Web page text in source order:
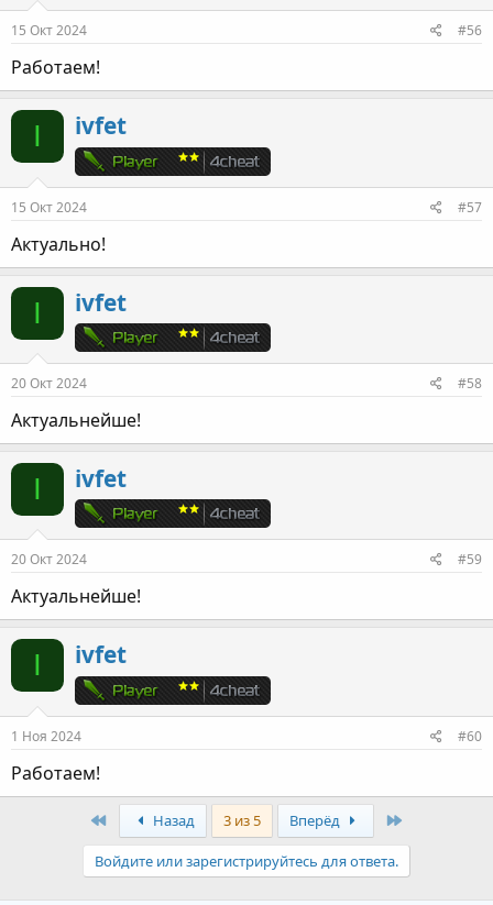
15 Окт 2024 #56
Работаем!
I ivfet
15 Окт 2024 #57
Актуально!
I ivfet
20 Окт 2024 #58
Актуальнейше!
I ivfet
20 Окт 2024 #59
Актуальнейше!
I ivfet
1 Ноя 2024 #60
Работаем!
Назад 3 из 5 Вперёд
Войдите или зарегистрируйтесь для ответа.